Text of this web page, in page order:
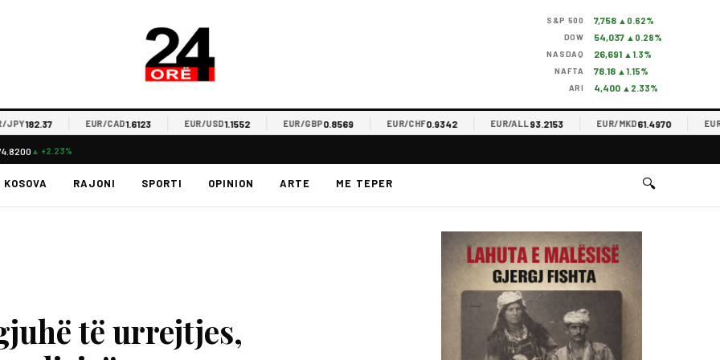
S&P 500 7,758 ▲0.62%
DOW 54,037 ▲0.28%
NASDAQ 26,691 ▲1.3%
NAFTA 78.18 ▲1.15%
ARI 4,400 ▲2.33%
182.37 EUR/CAD1.6123 EUR/USD1.1552 EUR/GBP0.8569 EUR/CHF0.9342 EUR/ALL93.2153 EUR/MKD61.4970 EUR/
▲ +2.23%
KOSOVA RAJONI SPORTI OPINION ARTE ME TEPER 🔍
të urrejtjes,